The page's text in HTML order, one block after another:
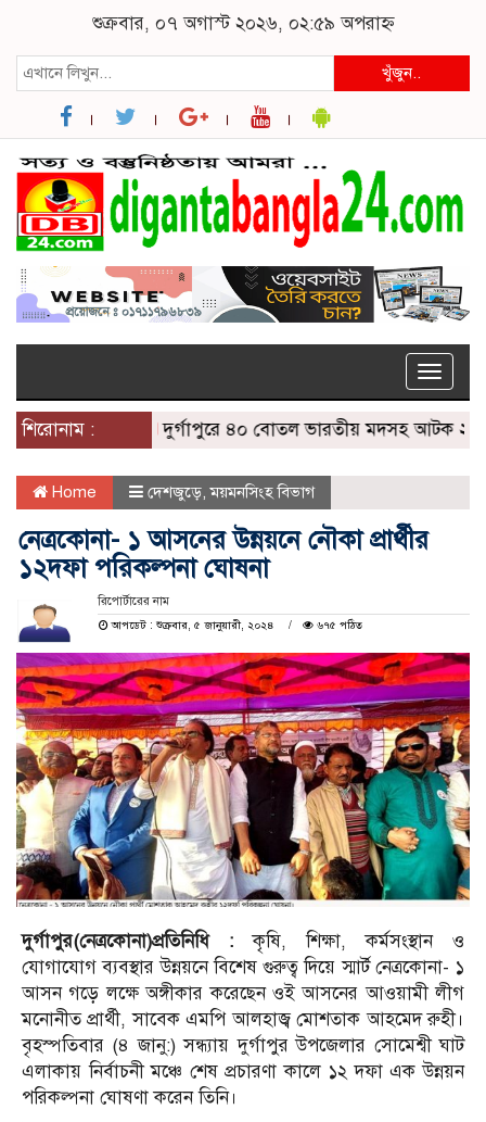
শুক্রবার, ০৭ অগাস্ট ২০২৬, ০২:৫৯ অপরাহ্ন
খুঁজুন..
Toggle
শিরোনাম :
দুর্গাপুরে ৪০ বোতল ভারতীয় মদসহ আটক ২
Home দেশজুড়ে ,ময়মনসিংহ বিভাগ
নেত্রকোনা- ১ আসনের উন্নয়নে নৌকা প্রার্থীর
১২দফা পরিকল্পনা ঘোষনা
রিপোর্টারের নাম
আপডেট : শুক্রবার, ৫ জানুয়ারী, ২০২৪
৬৭৫ পঠিত
দুর্গাপুর(নেত্রকোনা)প্রতিনিধি : কৃষি, শিক্ষা, কর্মসংস্থান ও
যোগাযোগ ব্যবস্থার উন্নয়নে বিশেষ গুরুত্ব দিয়ে স্মার্ট নেত্রকোনা- ১
আসন গড়ে লক্ষে অঙ্গীকার করেছেন ওই আসনের আওয়ামী লীগ
মনোনীত প্রার্থী, সাবেক এমপি আলহাজ্ব মোশতাক আহমেদ রুহী।
বৃহস্পতিবার (৪ জানু:) সন্ধ্যায় দুর্গাপুর উপজেলার সোমেশ্বী ঘাট
এলাকায় নির্বাচনী মঞ্চে শেষ প্রচারণা কালে ১২ দফা এক উন্নয়ন
পরিকল্পনা ঘোষণা করেন তিনি।